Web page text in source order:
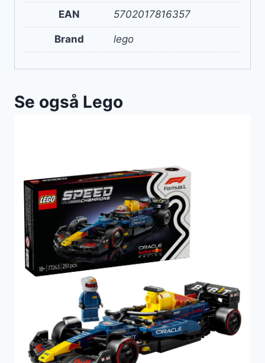
EAN 5702017816357
Brand lego
Se også Lego